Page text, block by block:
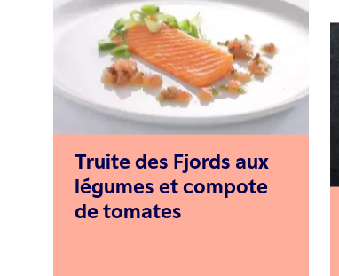
Truite des Fjords aux
légumes et compote
de tomates